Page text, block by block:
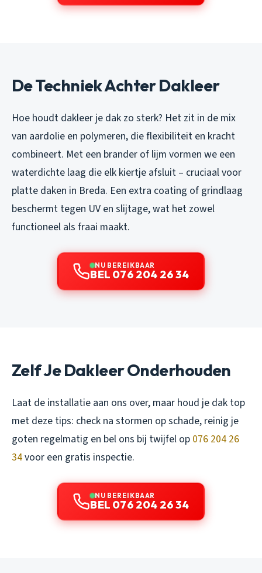
De Techniek Achter Dakleer
Hoe houdt dakleer je dak zo sterk? Het zit in de mix
van aardolie en polymeren, die flexibiliteit en kracht
combineert. Met een brander of lijm vormen we een
waterdichte laag die elk kiertje afsluit – cruciaal voor
platte daken in Breda. Een extra coating of grindlaag
beschermt tegen UV en slijtage, wat het zowel
functioneel als fraai maakt.
NU BEREIKBAAR
BEL 076 204 26 34
Zelf Je Dakleer Onderhouden
Laat de installatie aan ons over, maar houd je dak top
met deze tips: check na stormen op schade, reinig je
goten regelmatig en bel ons bij twijfel op 076 204 26
34voor een gratis inspectie.
NU BEREIKBAAR
BEL 076 204 26 34